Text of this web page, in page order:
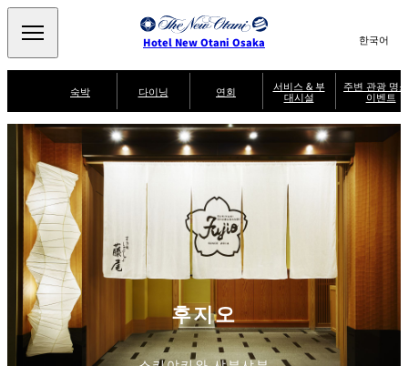
Hotel New Otani Osaka Search
サ
ト
内
検
索
窓
言
切
り
替
え
メ
ニ
ュ
ー
JP(日本語)
EN(English)
中文(简)(中文(简))
한국어(한국어)
▼
숙박
서
비
스
가
이
드
서
수
퍼
브
스
트
T
er
m
s
a
n
d
C
o
n
di
ti
다이닝
다이
닝
SATSUKI SAKURA 케야키 잇신
멘도코로
NAKAJIMA 켄잔
조조엔 유겐
타이칸 엔
SATSUKI
LOUNGE
파티세리
SATSUKI 캐슬
스카이 라운
지 포시즌스 룸서비스
연회 서비스 & 부
대시설
주변 관광 명
이벤트
주
변
관
명
소
&
이
벤
트
주변 관광 명소
후지오